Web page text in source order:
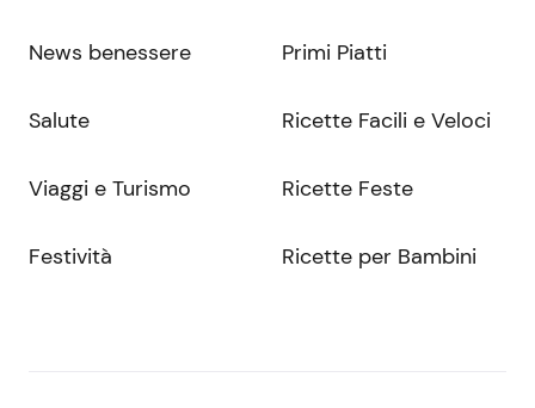
News benessere
Salute
Viaggi e Turismo
Festività
Primi Piatti
Ricette Facili e Veloci
Ricette Feste
Ricette per Bambini